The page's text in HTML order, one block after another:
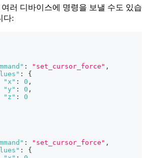
러 디바이스에 명령을 보낼 수도 있습
다:
: "set_cursor_force" ,
:
{
"x" : 0 ,
"y" : 0 ,
"z" :
0
: "set_cursor_force" ,
:
{